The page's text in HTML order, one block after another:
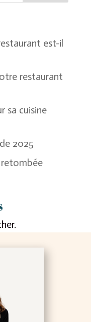
est-il
restaurant
sa cuisine
2025
retombée